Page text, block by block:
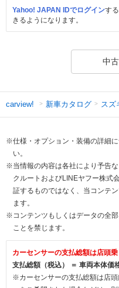
Yahoo! JAPAN IDでログインす
きるようになります。
中
carview! 新車カタログ スズ
※仕様・オプション・装備の詳細
い。
※当情報の内容は各社により予告
クルートおよびLINEヤフー株式
証するものではなく、当コンテ
ます。
※コンテンツもしくはデータの全
ことを禁じます。
カーセンサーの支払総額は店頭
支払総額（税込） ＝ 車両本体価
※カーセンサーの支払総額は店